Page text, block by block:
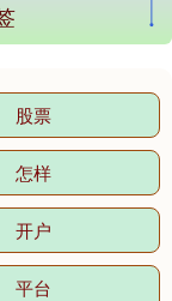
股票
怎样
开户
平台